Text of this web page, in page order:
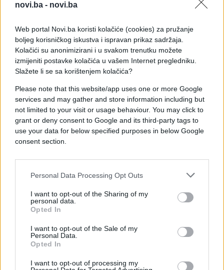
novi.ba - novi.ba
Web portal Novi.ba koristi kolačiće (cookies) za pružanje
boljeg korisničkog iskustva i ispravan prikaz sadržaja.
Kolačići su anonimizirani i u svakom trenutku možete
izmijeniti postavke kolačića u vašem Internet pregledniku.
Slažete li se sa korištenjem kolačića?
Please note that this website/app uses one or more Google
services and may gather and store information including but
not limited to your visit or usage behaviour. You may click to
grant or deny consent to Google and its third-party tags to
use your data for below specified purposes in below Google
consent section.
Personal Data Processing Opt Outs
I want to opt-out of the Sharing of my
personal data.
Opted In
I want to opt-out of the Sale of my
Personal Data.
Opted In
I want to opt-out of processing my
TAHIKARDIJA može biti OKIDAČ za mnoge BOLESTI
SRCA: Evo kako u PAR KORAKA da smanjite
ubrzano lupanje srca KOD KUĆE!
Saznaj više
PORODICA I ZDRAVLJE
17.11.18. 15:08